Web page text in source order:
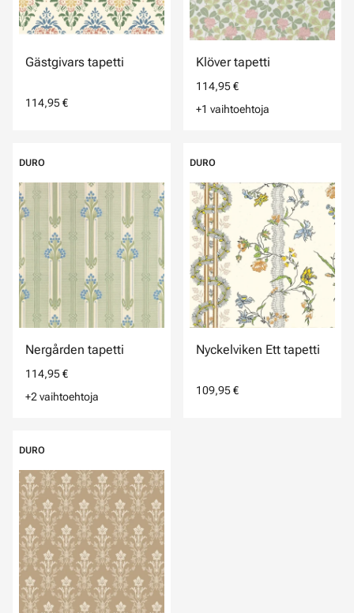
Gästgivars tapetti
114,95 €
Klöver tapetti
114,95 €
+1 vaihtoehtoja
DURO
Nergården tapetti
114,95 €
+2 vaihtoehtoja
DURO
Nyckelviken Ett tapetti
109,95 €
DURO